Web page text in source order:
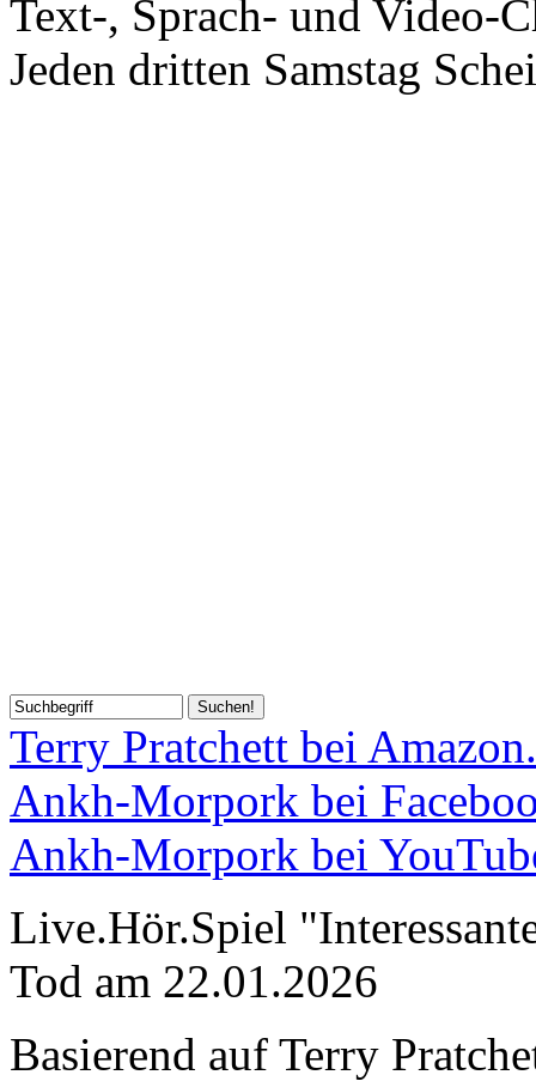
Text-, Sprach- und Video-
Jeden dritten Samstag
Terry Pratchett bei
Ankh-Morpork bei
Ankh-Morpork bei
Live.Hör.Spiel
Tod am 22.01.2026
Basierend auf Terry